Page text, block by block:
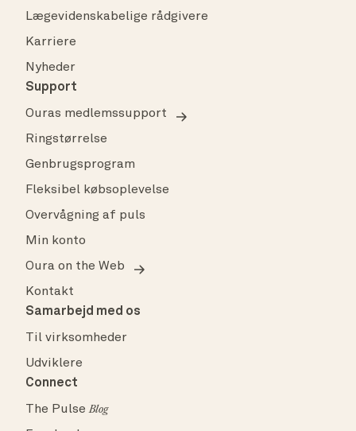
Lægevidenskabelige rådgivere
Karriere
Nyheder
Support
Ouras medlemssupport
Ringstørrelse
Genbrugsprogram
Fleksibel købsoplevelse
Overvågning af puls
Min konto
Oura on the Web
Kontakt
Samarbejd med os
Til virksomheder
Udviklere
Connect
The PulseBlog